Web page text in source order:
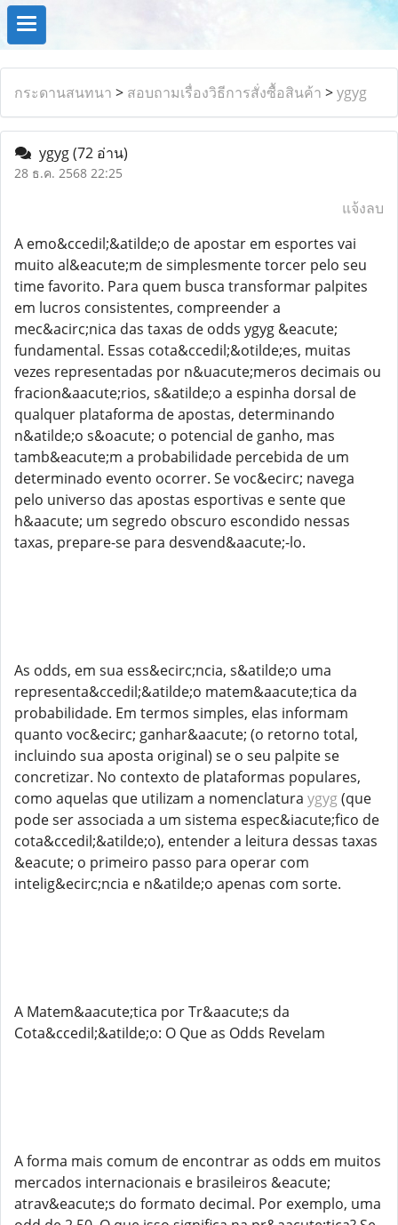
กระดานสนทนา > สอบถามเรื่องวิธีการสั่งซื้อสินค้า >ygyg
ygyg(72 อ่าน)
28 ธ.ค. 2568 22:25
แจ้งลบ
A emo&ccedil;&atilde;o de apostar em esportes vai
muito al&eacute;m de simplesmente torcer pelo seu
time favorito. Para quem busca transformar palpites
em lucros consistentes, compreender a
mec&acirc;nica das taxas de odds ygyg &eacute;
fundamental. Essas cota&ccedil;&otilde;es, muitas
vezes representadas por n&uacute;meros decimais ou
fracion&aacute;rios, s&atilde;o a espinha dorsal de
qualquer plataforma de apostas, determinando
n&atilde;o s&oacute; o potencial de ganho, mas
tamb&eacute;m a probabilidade percebida de um
determinado evento ocorrer. Se voc&ecirc; navega
pelo universo das apostas esportivas e sente que
h&aacute; um segredo obscuro escondido nessas
taxas, prepare-se para desvend&aacute;-lo.
As odds, em sua ess&ecirc;ncia, s&atilde;o uma
representa&ccedil;&atilde;o matem&aacute;tica da
probabilidade. Em termos simples, elas informam
quanto voc&ecirc; ganhar&aacute; (o retorno total,
incluindo sua aposta original) se o seu palpite se
concretizar. No contexto de plataformas populares,
como aquelas que utilizam a nomenclatura ygyg(que
pode ser associada a um sistema espec&iacute;fico de
cota&ccedil;&atilde;o), entender a leitura dessas taxas
&eacute; o primeiro passo para operar com
intelig&ecirc;ncia e n&atilde;o apenas com sorte.
A Matem&aacute;tica por Tr&aacute;s da
Cota&ccedil;&atilde;o: O Que as Odds Revelam
A forma mais comum de encontrar as odds em muitos
mercados internacionais e brasileiros &eacute;
atrav&eacute;s do formato decimal. Por exemplo, uma